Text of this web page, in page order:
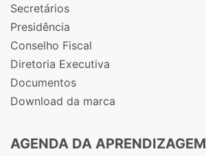
Secretários
Presidência
Conselho Fiscal
Diretoria Executiva
Documentos
Download da marca
AGENDA DA APRENDIZAGEM